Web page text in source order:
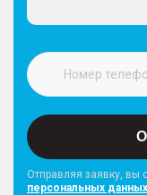
Отправляя заявку, вы
персональных данных